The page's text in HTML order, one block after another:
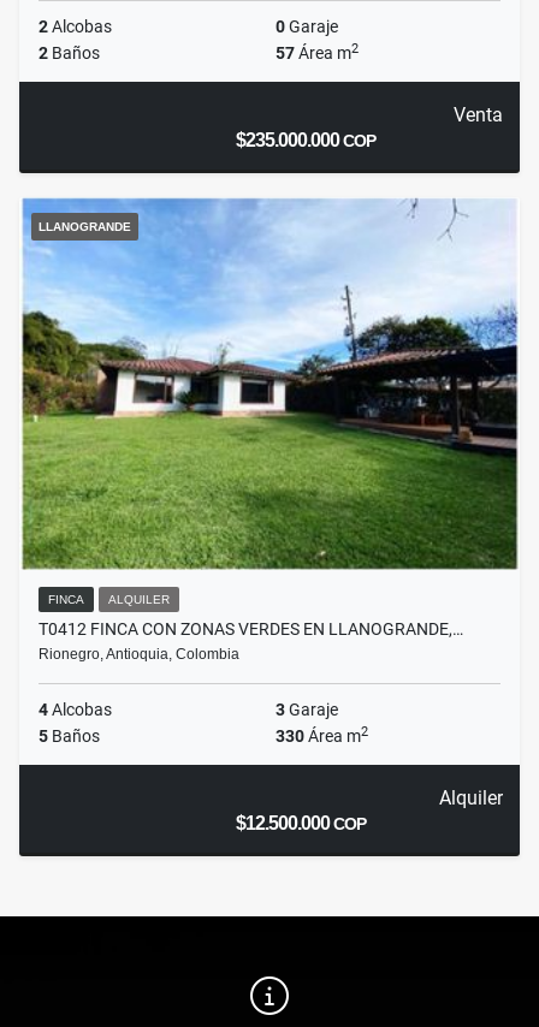
2Alcobas 0Garaje
2 Baños 57Área m2
Venta
$235.000.000COP
LLANOGRANDE
FINCA ALQUILER
T0412 FINCA CON ZONAS VERDES EN LLANOGRANDE,…
Rionegro, Antioquia, Colombia
4Alcobas 3Garaje
5 Baños 330Área m2
Alquiler
$12.500.000COP